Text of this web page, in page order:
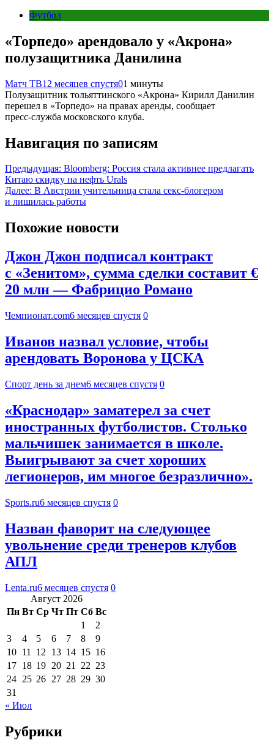
Футбол
«Торпедо» арендовало у «Акрона»
полузащитника Данилина
Матч ТВ12 месяцев спустя01 минуты
Полузащитник тольяттинского «Акрона» Кирилл Данилин
перешел в «Торпедо» на правах аренды, сообщает
пресс‑служба московского клуба.
Навигация по записям
Предыдущая: Bloomberg: Россия стала активнее предлагать
Китаю скидку на нефть Urals
Далее: В Австрии учительница стала секс-блогером
и лишилась работы
Похожие новости
Джон Джон подписал контракт
с «Зенитом», сумма сделки составит €
20 млн — Фабрицио Романо
Чемпионат.com6 месяцев спустя 0
Иванов назвал условие, чтобы
арендовать Воронова у ЦСКА
Спорт день за днем6 месяцев спустя 0
«Краснодар» заматерел за счет
иностранных футболистов. Столько
мальчишек занимается в школе.
Выигрывают за счет хороших
легионеров, им многое безразлично».
Sports.ru6 месяцев спустя 0
Назван фаворит на следующее
увольнение среди тренеров клубов
АПЛ
Lenta.ru6 месяцев спустя 0
Август 2026
Пн Вт Ср Чт Пт Сб Вс
1
2
3
4 5 6 7 8
9
10 11 12 13 14 15 16
17 18 19 20 21 22 23
24 25 26 27 28 29 30
31
« Июл
Рубрики